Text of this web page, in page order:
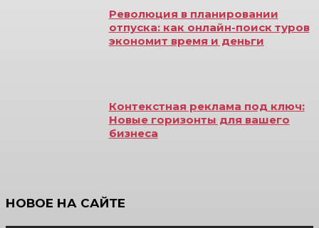
Революция в планировании
отпуска: как онлайн-поиск туров
экономит время и деньги
Контекстная реклама под ключ:
Новые горизонты для вашего
бизнеса
НОВОЕ НА САЙТЕ